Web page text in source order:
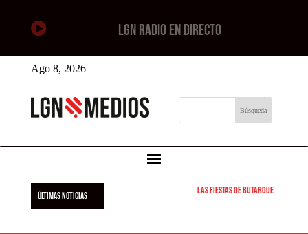
 LGN RADIO EN DIRECTO
Ago 8, 2026
ÚLTIMAS NOTICIAS Las Fiestas de Butarque 2026